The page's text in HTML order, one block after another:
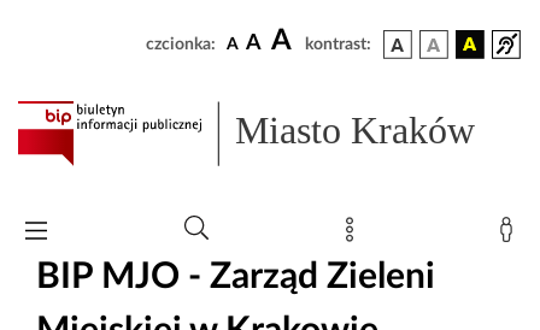
czcionka: A A A kontrast:
Miasto Kraków
BIP MJO - Zarząd Zieleni